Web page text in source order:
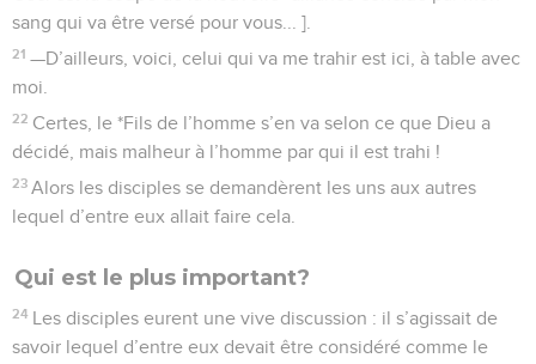
sang qui va être versé pour vous... ].
21 —D’ailleurs, voici, celui qui va me trahir est ici, à table avec
moi.
22 Certes, le *Fils de l’homme s’en va selon ce que Dieu a
décidé, mais malheur à l’homme par qui il est trahi !
23 Alors les disciples se demandèrent les uns aux autres
lequel d’entre eux allait faire cela.
Qui est le plus important?
24 Les disciples eurent une vive discussion : il s’agissait de
savoir lequel d’entre eux devait être considéré comme le